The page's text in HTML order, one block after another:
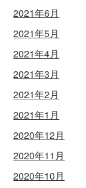
2021年6月
2021年5月
2021年4月
2021年3月
2021年2月
2021年1月
2020年12月
2020年11月
2020年10月